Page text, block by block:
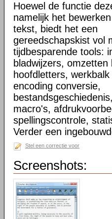
Hoewel de functie
namelijk het
tekst, biedt het een
gereedschapskist vol
tijdbesparende tools:
bladwijzers, omzetten
hoofdletters,
encoding conversie,
macro's,
spellingscontrole,
Verder een
Stel een correctie voor
Screenshots: